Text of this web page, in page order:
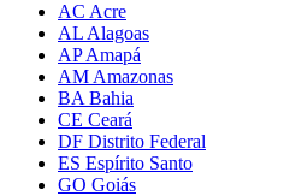
AC Acre
AL Alagoas
AP Amapá
AM Amazonas
BA Bahia
CE Ceará
DF Distrito Federal
ES Espírito Santo
GO Goiás